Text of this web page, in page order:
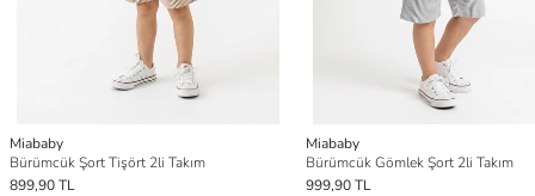
Miababy
Bürümcük Şort Tişört 2li Takım
899,90 TL
Miababy
Bürümcük Gömlek Şort 2li Takım
999,90 TL